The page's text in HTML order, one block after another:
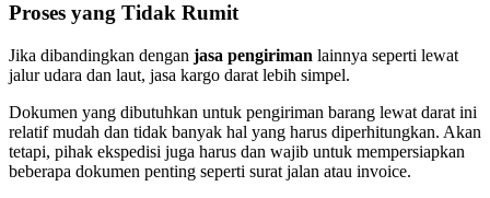
Proses yang Tidak Rumit
Jika dibandingkan dengan jasa pengiriman lainnya seperti lewat
jalur udara dan laut, jasa kargo darat lebih simpel.
Dokumen yang dibutuhkan untuk pengiriman barang lewat darat ini
relatif mudah dan tidak banyak hal yang harus diperhitungkan. Akan
tetapi, pihak ekspedisi juga harus dan wajib untuk mempersiapkan
beberapa dokumen penting seperti surat jalan atau invoice.